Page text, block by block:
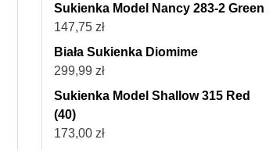
Sukienka Model Nancy 283-2 Green
147,75 zł
Biała Sukienka Diomime
299,99 zł
Sukienka Model Shallow 315 Red
(40)
173,00 zł